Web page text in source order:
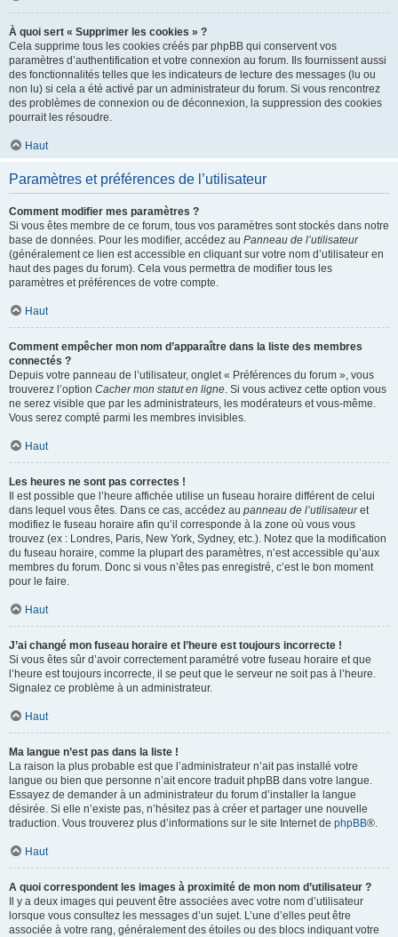
À quoi sert « Supprimer les cookies » ?
Cela supprime tous les cookies créés par phpBB qui conservent vos
paramètres d’authentification et votre connexion au forum. Ils fournissent aussi
des fonctionnalités telles que les indicateurs de lecture des messages (lu ou
non lu) si cela a été activé par un administrateur du forum. Si vous rencontrez
des problèmes de connexion ou de déconnexion, la suppression des cookies
pourrait les résoudre.
Haut
Paramètres et préférences de l’utilisateur
Comment modifier mes paramètres ?
Si vous êtes membre de ce forum, tous vos paramètres sont stockés dans notre
base de données. Pour les modifier, accédez au Panneau de l’utilisateur
(généralement ce lien est accessible en cliquant sur votre nom d’utilisateur en
haut des pages du forum). Cela vous permettra de modifier tous les
paramètres et préférences de votre compte.
Haut
Comment empêcher mon nom d’apparaître dans la liste des membres
connectés ?
Depuis votre panneau de l’utilisateur, onglet « Préférences du forum », vous
trouverez l’option Cacher mon statut en ligne. Si vous activez cette option vous
ne serez visible que par les administrateurs, les modérateurs et vous-même.
Vous serez compté parmi les membres invisibles.
Haut
Les heures ne sont pas correctes !
Il est possible que l’heure affichée utilise un fuseau horaire différent de celui
dans lequel vous êtes. Dans ce cas, accédez au panneau de l’utilisateuret
modifiez le fuseau horaire afin qu’il corresponde à la zone où vous vous
trouvez (ex : Londres, Paris, New York, Sydney, etc.). Notez que la modification
du fuseau horaire, comme la plupart des paramètres, n’est accessible qu’aux
membres du forum. Donc si vous n’êtes pas enregistré, c’est le bon moment
pour le faire.
Haut
J’ai changé mon fuseau horaire et l’heure est toujours incorrecte !
Si vous êtes sûr d’avoir correctement paramétré votre fuseau horaire et que
l’heure est toujours incorrecte, il se peut que le serveur ne soit pas à l’heure.
Signalez ce problème à un administrateur.
Haut
Ma langue n’est pas dans la liste !
La raison la plus probable est que l’administrateur n’ait pas installé votre
langue ou bien que personne n’ait encore traduit phpBB dans votre langue.
Essayez de demander à un administrateur du forum d’installer la langue
désirée. Si elle n’existe pas, n’hésitez pas à créer et partager une nouvelle
traduction. Vous trouverez plus d’informations sur le site Internet de phpBB®.
Haut
A quoi correspondent les images à proximité de mon nom d’utilisateur ?
Il y a deux images qui peuvent être associées avec votre nom d’utilisateur
lorsque vous consultez les messages d’un sujet. L’une d’elles peut être
associée à votre rang, généralement des étoiles ou des blocs indiquant votre